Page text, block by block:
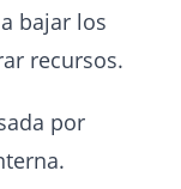
bajar los
recursos.
por